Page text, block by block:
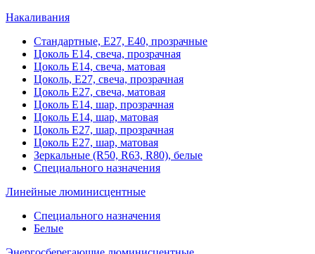
Накаливания
Стандартные, Е27, Е40, прозрачные
Цоколь Е14, свеча, прозрачная
Цоколь Е14, свеча, матовая
Цоколь, Е27, свеча, прозрачная
Цоколь Е27, свеча, матовая
Цоколь Е14, шар, прозрачная
Цоколь Е14, шар, матовая
Цоколь Е27, шар, прозрачная
Цоколь Е27, шар, матовая
Зеркальные (R50, R63, R80), белые
Специального назначения
Линейные люминисцентные
Специального назначения
Белые